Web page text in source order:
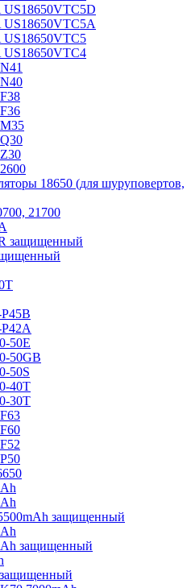
18650 (для шуруповертов,
21700
защищенный
50E
50GB
50S
40T
30T
защищенный
защищенный
защищенный